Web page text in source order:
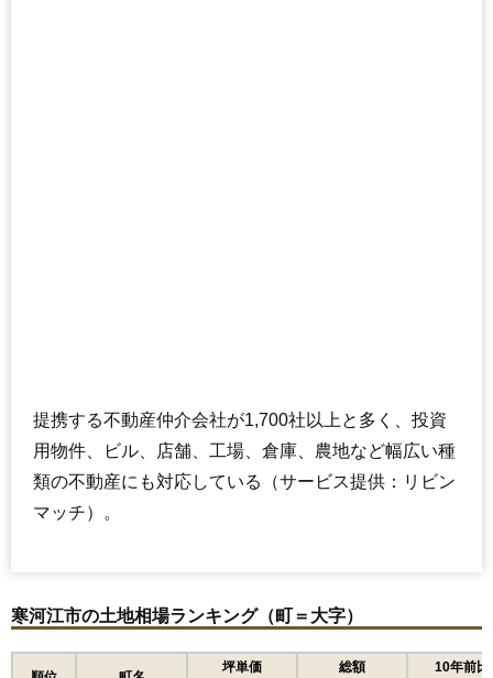
提携する不動産仲介会社が1,700社以上と多く、投資
用物件、ビル、店舗、工場、倉庫、農地など幅広い種
類の不動産にも対応している（サービス提供：リビン
マッチ）。
寒河江市の土地相場ランキング（町＝大字）
坪単価
総額
10年前比